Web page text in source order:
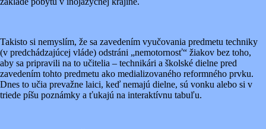
Takisto si nemyslím, že sa zavedením vyučovania predmetu techniky
(v predchádzajúcej vláde) odstráni „nemotornosť“ žiakov bez toho,
aby sa pripravili na to učitelia – technikári a školské dielne pred
zavedením tohto predmetu ako medializovaného reformného prvku.
Dnes to učia prevažne laici, keď nemajú dielne, sú vonku alebo si v
triede píšu poznámky a ťukajú na interaktívnu tabuľu.